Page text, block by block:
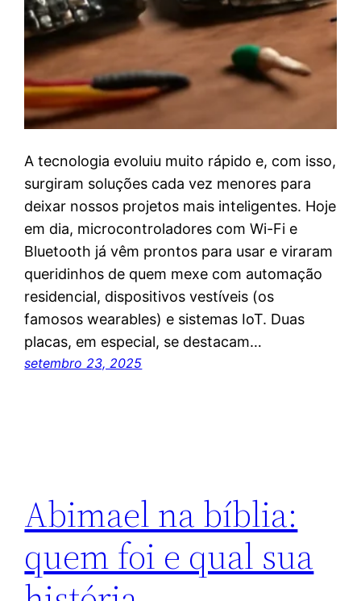
A tecnologia evoluiu muito rápido e, com isso,
surgiram soluções cada vez menores para
deixar nossos projetos mais inteligentes. Hoje
em dia, microcontroladores com Wi-Fi e
Bluetooth já vêm prontos para usar e viraram
queridinhos de quem mexe com automação
residencial, dispositivos vestíveis (os
famosos wearables) e sistemas IoT. Duas
placas, em especial, se destacam…
setembro 23, 2025
Abimael na bíblia:
quem foi e qual sua